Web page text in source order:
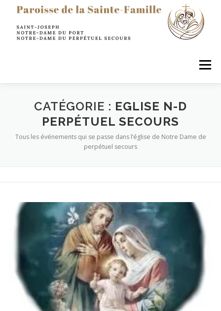
principal
Menu
LA PAROISSE SACREMENTS PRIER
AGIR & SERVIR ENFANTS JEUNES
RESTONS EN CONTACT !
CATÉGORIE : EGLISE N-D
PERPÉTUEL SECOURS
Tous les événements qui se passe dans l’église de Notre Dame de
perpétuel secours